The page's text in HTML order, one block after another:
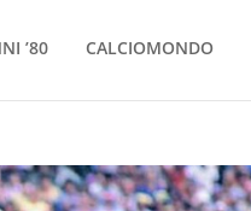
’80 CALCIOMONDO